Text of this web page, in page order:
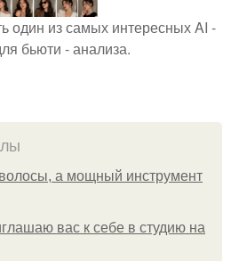
один из самых интересных AI -
бьюти - анализа.
а мощный инструмент
вас к себе в студию на